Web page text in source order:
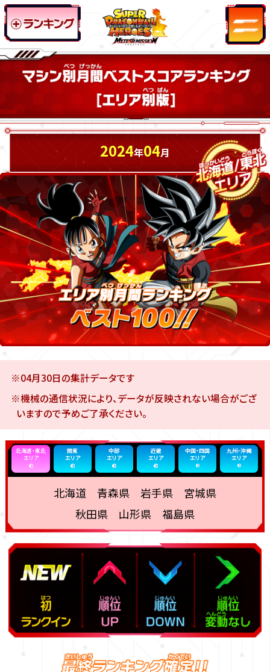
2024年04月
※04月30日の集計データです
※機械の通信状況により、データが反映されない場合がござ
いますので予めご了承ください。
北海道・東北
エリア
関東
エリア
中部
エリア
近畿
エリア
中国・四国
エリア
九州・沖縄
エリア
北海道 青森県 岩手県 宮城県
秋田県 山形県 福島県